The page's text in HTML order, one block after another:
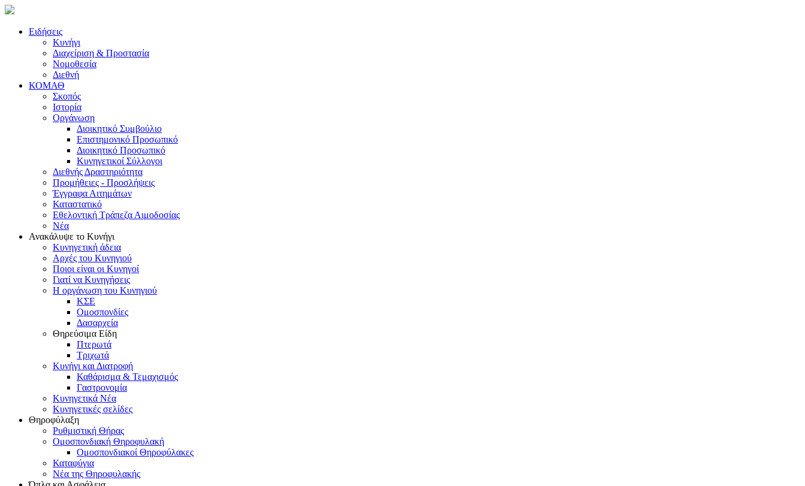
Ειδήσεις
Κυνήγι
Διαχείριση & Προστασία
Νομοθεσία
Διεθνή
ΚΟΜΑΘ
Σκοπός
Ιστορία
Οργάνωση
Διοικητικό Συμβούλιο
Επιστημονικό Προσωπικό
Διοικητικό Προσωπικό
Κυνηγετικοί Σύλλογοι
Διεθνής Δραστηριότητα
Προμήθειες - Προσλήψεις
Έγγραφα Αιτημάτων
Καταστατικό
Εθελοντική Τράπεζα Αιμοδοσίας
Νέα
Ανακάλυψε το Κυνήγι
Κυνηγετική άδεια
Αρχές του Κυνηγιού
Ποιοι είναι οι Κυνηγοί
Γιατί να Κυνηγήσεις
Η οργάνωση του Κυνηγιού
ΚΣΕ
Ομοσπονδίες
Δασαρχεία
Θηρεύσιμα Είδη
Πτερωτά
Τριχωτά
Κυνήγι και Διατροφή
Καθάρισμα & Τεμαχισμός
Γαστρονομία
Κυνηγετικά Νέα
Κυνηγετικές σελίδες
Θηροφύλαξη
Ρυθμιστική Θήρας
Ομοσπονδιακή Θηροφυλακή
Oμοσπονδιακοί Θηροφύλακες
Καταφύγια
Νέα της Θηροφυλακής